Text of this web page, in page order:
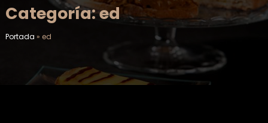
Categoría: ed
Portada » ed